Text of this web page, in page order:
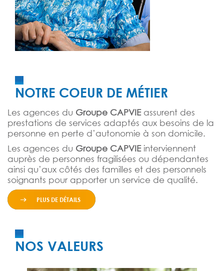
NOTRE COEUR DE MÉTIER
Les agences du Groupe CAPVIE assurent des
prestations de services adaptés aux besoins de la
personne en perte d’autonomie à son domicile.
Les agences du Groupe CAPVIE interviennent
auprès de personnes fragilisées ou dépendantes
ainsi qu’aux côtés des familles et des personnels
soignants pour apporter un service de qualité.
PLUS DE DÉTAILS
NOS VALEURS